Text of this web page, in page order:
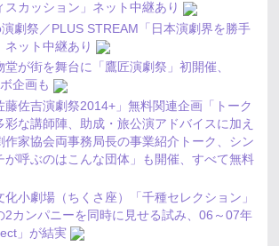
スカッション」ネット中継あり
劇祭／PLUS STREAM「日本演劇界を勝手
ネット中継あり
が街を舞台に「鷹匠演劇祭」初開催、
企画も
藤佐吉演劇祭2014+」無料関連企画「トーク
彩な講師陣、助成・旅公演アドバイスに加え
作家協会両事務局長の事業紹介トーク、シン
が呼ぶのはこんな団体」も開催、すべて無料
小劇場（ちくさ座）「千種セレクション」
2カンパニーを同時に見せる試み、06～07年
」が結実